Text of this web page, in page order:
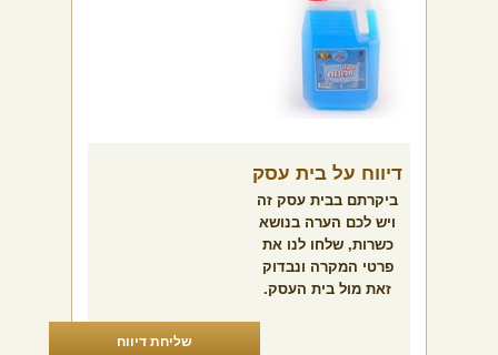
דיווח על בית עסק
ביקרתם בבית עסק זה
ויש לכם הערה בנושא
כשרות, שלחו לנו את
פרטי המקרה ונבדוק
זאת מול בית העסק.
שליחת דיווח